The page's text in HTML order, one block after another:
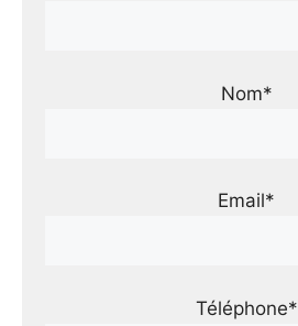
Nom*
Email*
Téléphone*